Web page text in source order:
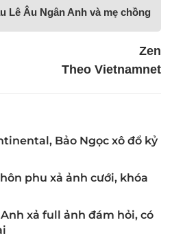
Lê Âu Ngân Anh và mẹ chồng
Zen
Theo Vietnamnet
Bảo Ngọc xô đổ kỷ
phu xả ảnh cưới, khóa
xả full ảnh đám hỏi, có